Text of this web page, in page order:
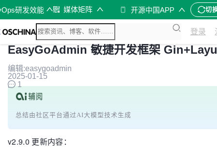
研发效能 媒体矩阵 开源中国APP 切
登录
EasyGoAdmin 敏捷开发框架
编辑:easygoadmin
2025-01-15
1
总结由社区平台通过AI大模型技术生成
v2.9.0 更新内容：